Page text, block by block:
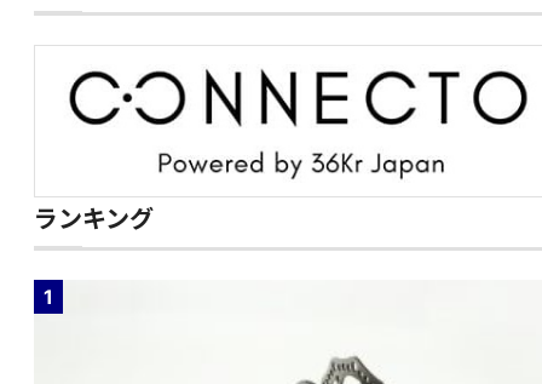
ランキング
1